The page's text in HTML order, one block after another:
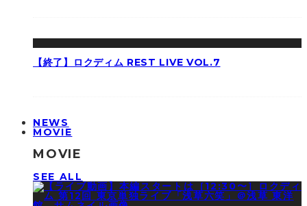
【終了】ロクディム REST LIVE VOL.7
NEWS
MOVIE
MOVIE
SEE ALL